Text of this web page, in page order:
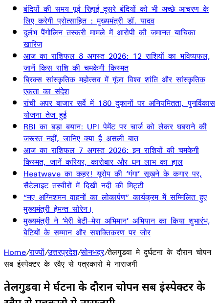
बंदियों की समय पूर्व रिहाई दूसरे बंदियों को भी अच्छे आचरण के
लिए करेगी प्रोत्साहित : मुख्यमंत्री डॉ. यादव
दुर्लभ पैंगोलिन तस्करी मामले में आरोपी की जमानत याचिका
खारिज
आज का राशिफल 8 अगस्त 2026: 12 राशियों का भविष्यफल,
जानें किस राशि की चमकेगी किस्मत
ब्रिक्स सांस्कृतिक महोत्सव में गूंजा विश्व शांति और सांस्कृतिक
एकता का संदेश
रांची अपर बाजार सर्वे में 180 दुकानों पर अनियमितता, पुनर्विकास
योजना तेज हुई
RBI का बड़ा बयान: UPI पेमेंट पर चार्ज को लेकर घबराने की
जरूरत नहीं, जानिए क्या है असली बात
आज का राशिफल 7 अगस्त 2026: इन राशियों की चमकेगी
किस्मत, जानें करियर, कारोबार और धन लाभ का हाल
Heatwave का कहर! यूरोप की ‘गंगा’ सूखने के कगार पर,
सैटेलाइट तस्वीरों में दिखी नदी की मिट्टी
“नए अग्निशमन वाहनों का लोकार्पण” कार्यक्रम में सम्मिलित हुए
मुख्यमंत्री हेमन्त सोरेन।
मुख्यमंत्री ने ‘मेरी बेटी–मेरा अभिमान’ अभियान का किया शुभारंभ,
बेटियों के सम्मान और सशक्तिकरण पर जोर
Home/राज्यों/उत्तरप्रदेश/सोनभद्र/तेलगुडवा मे दुर्घटना के दौरान चोपन
सब इंस्पेक्टर के रवैए से पत्रकारो मे नाराजगी
तेलगुडवा मे दुर्घटना के दौरान चोपन सब इंस्पेक्टर के